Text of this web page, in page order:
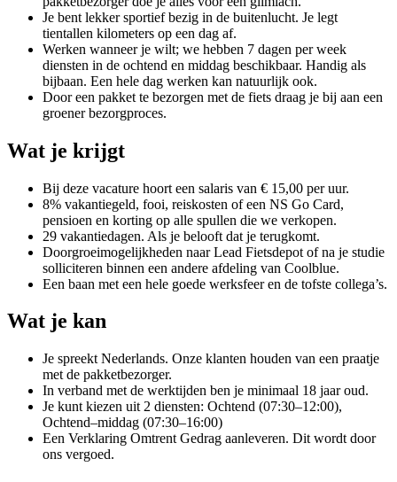
Je bent lekker sportief bezig in de buitenlucht. Je legt
tientallen kilometers op een dag af.
Werken wanneer je wilt; we hebben 7 dagen per week
diensten in de ochtend en middag beschikbaar. Handig als
bijbaan. Een hele dag werken kan natuurlijk ook.
Door een pakket te bezorgen met de fiets draag je bij aan een
groener bezorgproces.
Wat je krijgt
Bij deze vacature hoort een salaris van € 15,00 per uur.
8% vakantiegeld, fooi, reiskosten of een NS Go Card,
pensioen en korting op alle spullen die we verkopen.
29 vakantiedagen. Als je belooft dat je terugkomt.
Doorgroeimogelijkheden naar Lead Fietsdepot of na je studie
solliciteren binnen een andere afdeling van Coolblue.
Een baan met een hele goede werksfeer en de tofste collega’s.
Wat je kan
Je spreekt Nederlands. Onze klanten houden van een praatje
met de pakketbezorger.
In verband met de werktijden ben je minimaal 18 jaar oud.
Je kunt kiezen uit 2 diensten: Ochtend (07:30–12:00),
Ochtend–middag (07:30–16:00)
Een Verklaring Omtrent Gedrag aanleveren. Dit wordt door
ons vergoed.